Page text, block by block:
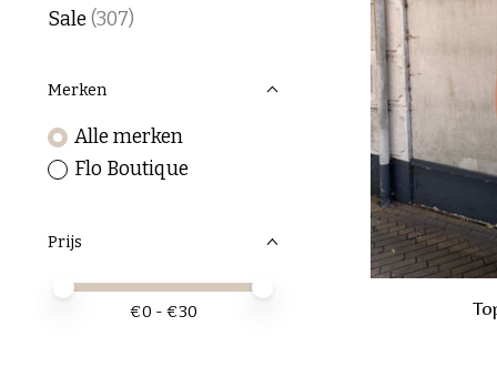
Sale(307)
Merken
Alle merken
Flo Boutique
Prijs
Minimale prijswaarde
Price maximum value
€0 - €30